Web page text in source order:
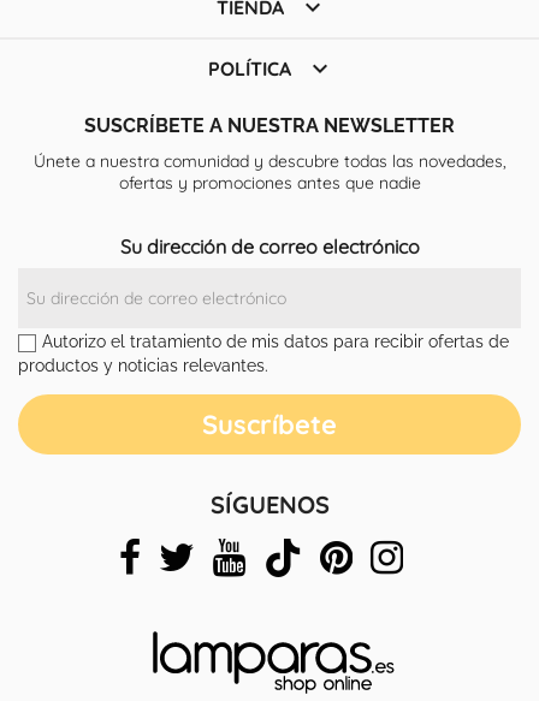
TIENDA 
POLÍTICA 
SUSCRÍBETE A NUESTRA NEWSLETTER
Únete a nuestra comunidad y descubre todas las novedades,
ofertas y promociones antes que nadie
Su dirección de correo electrónico
Autorizo el tratamiento de mis datos para recibir ofertas de
productos y noticias relevantes.
SÍGUENOS